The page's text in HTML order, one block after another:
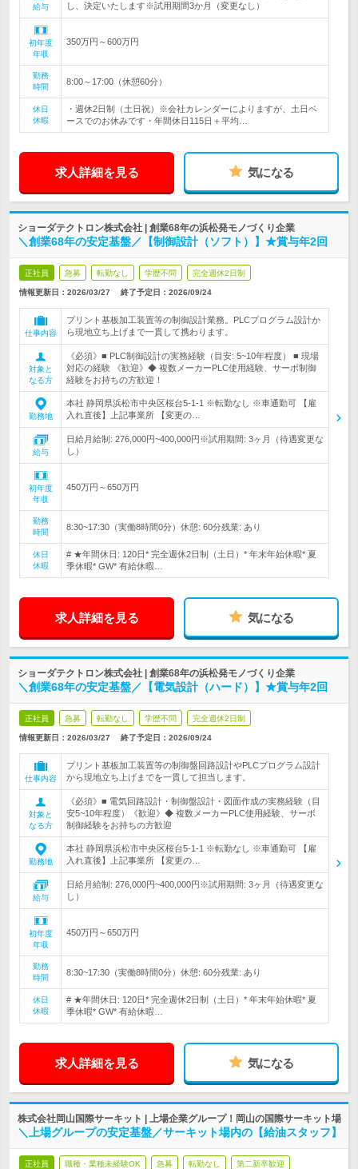
給与
し、決定いたします※試用期間3か月（変更なし）
初年度
年収
350万円～600万円
勤務
時間
8:00～17:00（休憩60分）
休日
休暇
・週休2日制（土日祝）※会社カレンダーによりますが、土日ベ
ースでのお休みです・年間休日115日＋平均…
求人詳細を見る 気になる
ショーダテクトロン株式会社 | 創業68年の浜松発モノづくり企業
＼創業68年の安定基盤／【制御設計（ソフト）】★賞与年2回
正社員 急募 転勤なし 学歴不問 完全週休2日制
情報更新日：2026/03/27 終了予定日： 2026/09/24
仕事内容
プリント基板加工装置等の制御設計業務。PLCプログラム設計か
ら現地立ち上げまで一貫して携わります。
対象と
なる方
《必須》■ PLC制御設計の実務経験（目安: 5~10年程度） ■ 現場
対応の経験 《歓迎》◆ 複数メーカーPLC使用経験、サーボ制御
経験をお持ちの方歓迎！
勤務地
本社 静岡県浜松市中央区桜台5-1-1 ※転勤なし ※車通勤可 【雇
入れ直後】上記事業所 【変更の…
給与
日給月給制: 276,000円~400,000円※試用期間: 3ヶ月（待遇変更な
し）
初年度
年収
450万円～650万円
勤務
時間
8:30~17:30（実働8時間0分）休憩: 60分残業: あり
休日
休暇
# ★年間休日: 120日* 完全週休2日制（土日）* 年末年始休暇* 夏
季休暇* GW* 有給休暇…
求人詳細を見る 気になる
ショーダテクトロン株式会社 | 創業68年の浜松発モノづくり企業
＼創業68年の安定基盤／【電気設計（ハード）】★賞与年2回
正社員 急募 転勤なし 学歴不問 完全週休2日制
情報更新日：2026/03/27 終了予定日： 2026/09/24
仕事内容
プリント基板加工装置等の制御盤回路設計やPLCプログラム設計
から現地立ち上げまでを一貫して担当します。
対象と
なる方
《必須》■ 電気回路設計・制御盤設計・図面作成の実務経験（目
安5~10年程度）《歓迎》◆ 複数メーカーPLC使用経験、サーボ
制御経験をお持ちの方歓迎
勤務地
本社 静岡県浜松市中央区桜台5-1-1 ※転勤なし ※車通勤可 【雇
入れ直後】上記事業所 【変更の…
給与
日給月給制: 276,000円~400,000円※試用期間: 3ヶ月（待遇変更な
し）
初年度
年収
450万円～650万円
勤務
時間
8:30~17:30（実働8時間0分）休憩: 60分残業: あり
休日
休暇
# ★年間休日: 120日* 完全週休2日制（土日）* 年末年始休暇* 夏
季休暇* GW* 有給休暇…
求人詳細を見る 気になる
株式会社岡山国際サーキット | 上場企業グループ！岡山の国際サーキット場
＼上場グループの安定基盤／サーキット場内の【給油スタッフ】
正社員 職種・業種未経験OK 急募 転勤なし 第二新卒歓迎